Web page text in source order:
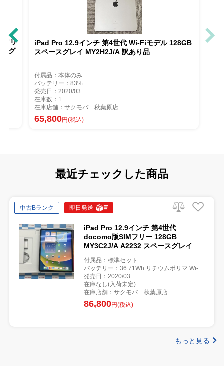
フリ
グ
iPad Pro 12.9インチ 第4世代 Wi-Fiモデル 128GB
スペースグレイ MY2H2J/A 訳あり品
付属品：本体のみ
バッテリー：83%
発売日：2020/03
在庫数：1
在庫店舗：サクモバ 秋葉原店
65,800円(税込)
最近チェックした商品
中古Bランク 即日発送
iPad Pro 12.9インチ 第4世代
docomo版SIMフリー 128GB
MY3C2J/A A2232 スペースグレイ
付属品：標準セット
バッテリー：36.71Wh リチウムポリマ Wi‑
発売日：2020/03
在庫なし(入荷未定)
在庫店舗：サクモバ 秋葉原店
86,800円(税込)
もっと見る